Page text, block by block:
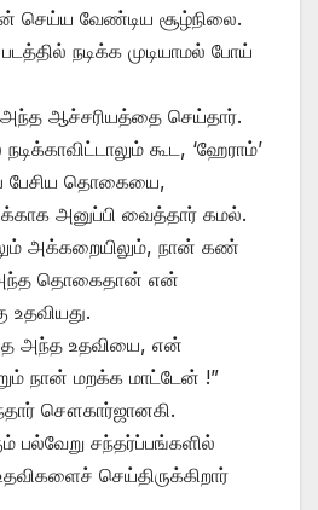
செய்ய வேண்டிய சூழ்நிலை.
நடிக்க முடியாமல் போய்
ஆச்சரியத்தை செய்தார்.
கூட, ‘ஹேராம்’
பேசிய தொகையை,
அனுப்பி வைத்தார் கமல்.
அக்கறையிலும், நான் கண்
தொகைதான் என்
உதவியது.
அந்த உதவியை, என்
நான் மறக்க மாட்டேன் !”
சௌகார்ஜானகி.
பல்வேறு சந்தர்ப்பங்களில்
செய்திருக்கிறார்